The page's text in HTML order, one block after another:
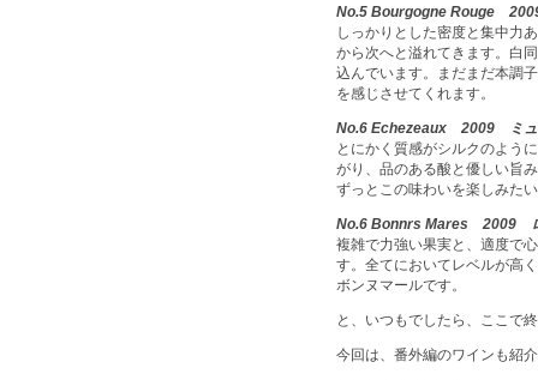
No.5 Bourgogne Rouge
しっかりとした密度と集中力
から次へと溢れてきます。白
込んでいます。まだまだ本調
を感じさせてくれます。
No.6 Echezeaux 2009 ミュ
とにかく質感がシルクのよう
がり、品のある酸と優しい旨
ずっとこの味わいを楽しみた
No.6 Bonnrs Mares 2009 ロ
複雑で力強い果実と、適度で
す。全てにおいてレベルが高
ボンヌマールです。
と、いつもでしたら、ここで
今回は、番外編のワインも紹